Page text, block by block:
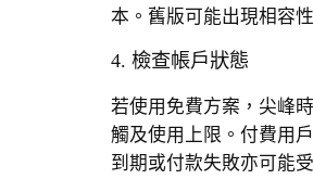
本。舊版可能出現相容
4. 檢查帳戶狀態
若使用免費方案，尖峰
觸及使用上限。付費用
到期或付款失敗亦可能